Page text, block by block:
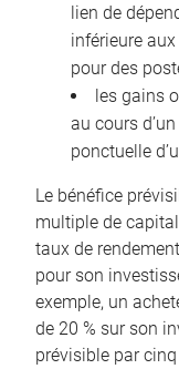
lien de
inférieure
pour des
les gains
au cours
ponctuelle
Le bénéfice
multiple de
taux de
pour son
exemple, un
de 20 % sur son
prévisible par